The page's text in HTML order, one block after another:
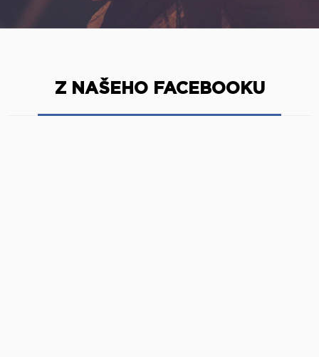
Z NAŠEHO FACEBOOKU